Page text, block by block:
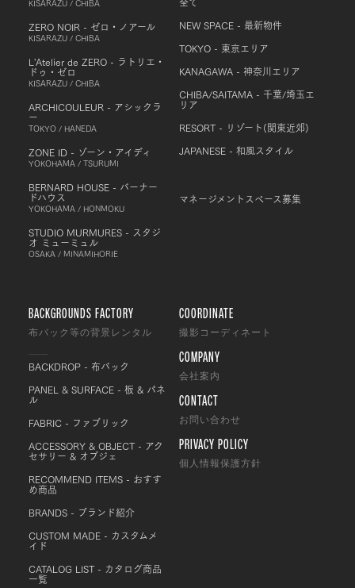
KISARAZU / CHIBA
ZERO NOIR - ゼロ・ノアール
KISARAZU / CHIBA
L'Atelier de ZERO - ラトリエ・
ドゥ・ゼロ
KISARAZU / CHIBA
ARCHICOULEUR - アシックラ
ー
TOKYO / HANEDA
ZONE ID - ゾーン・アイディ
YOKOHAMA / TSURUMI
BERNARD HOUSE - バーナー
ドハウス
YOKOHAMA / HONMOKU
STUDIO MURMURES - スタジ
オ ミューミュル
OSAKA / MINAMIHORIE
NEW SPACE - 最新物件
TOKYO - 東京エリア
KANAGAWA - 神奈川エリア
CHIBA/SAITAMA - 千葉/埼玉エ
リア
RESORT - リゾート(関東近郊)
JAPANESE - 和風スタイル
マネージメントスペース募集
BACKGROUNDS FACTORY
布バック等の背景レンタル
BACKDROP - 布バック
PANEL & SURFACE - 板 & パネ
ル
FABRIC - ファブリック
ACCESSORY & OBJECT - アク
セサリー & オブジェ
RECOMMEND ITEMS - おすす
め商品
BRANDS - ブランド紹介
CUSTOM MADE - カスタムメ
イド
CATALOG LIST - カタログ商品
一覧
COORDINATE
撮影コーディネート
COMPANY
会社案内
CONTACT
お問い合わせ
PRIVACY POLICY
個人情報保護方針